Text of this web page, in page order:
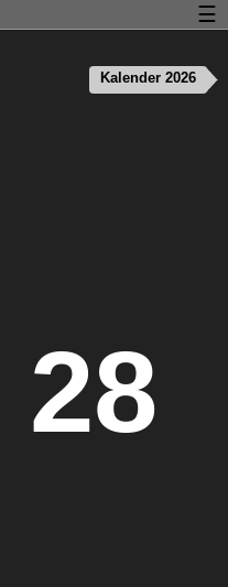
28
Kalender 2026
☰